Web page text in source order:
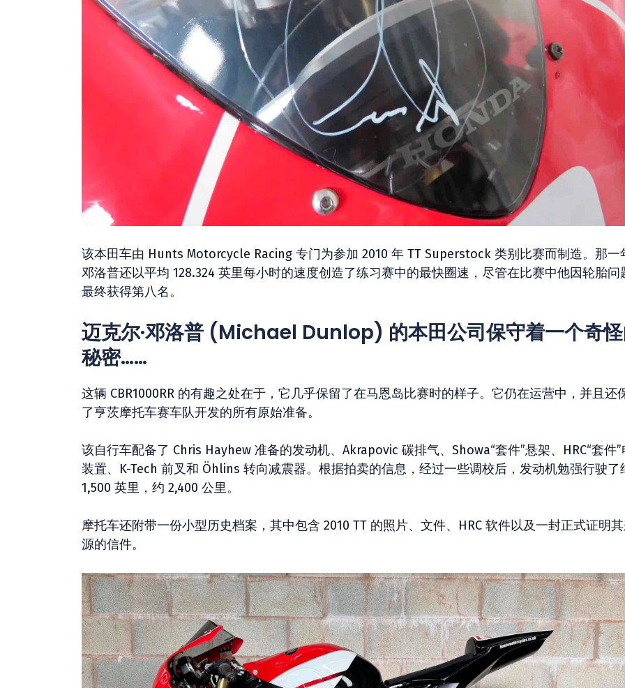
该本田车由 Hunts Motorcycle Racing 专门为参加 2010 年 TT Superstock 类别比赛而制造。那一
邓洛普还以平均 128.324 英里每小时的速度创造了练习赛中的最快圈速，尽管在比赛中他因轮胎问
最终获得第八名。
迈克尔·邓洛普 (Michael Dunlop) 的本田公司保守着一个奇
秘密……
这辆 CBR1000RR 的有趣之处在于，它几乎保留了在马恩岛比赛时的样子。它仍在运营中，并且还
了亨茨摩托车赛车队开发的所有原始准备。
该自行车配备了 Chris Hayhew 准备的发动机、Akrapovic 碳排气、Showa“套件”悬架、HRC“套件”
装置、K-Tech 前叉和 Öhlins 转向减震器。根据拍卖的信息，经过一些调校后，发动机勉强行驶了
1,500 英里，约 2,400 公里。
摩托车还附带一份小型历史档案，其中包含 2010 TT 的照片、文件、HRC 软件以及一封正式证明
源的信件。